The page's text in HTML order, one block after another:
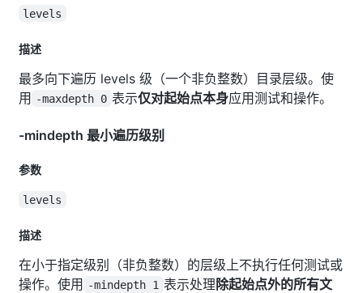
levels
描述
最多向下遍历 levels 级（一个非负整数）目录层级。使
用 -maxdepth 0 表示仅对起始点本身应用测试和操作。
-mindepth 最小遍历级别
参数
levels
描述
在小于指定级别（非负整数）的层级上不执行任何测试或
操作。使用 -mindepth 1 表示处理除起始点外的所有文